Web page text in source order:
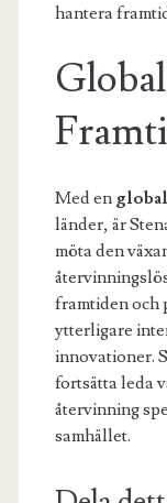
hantera
Med en
länder, är
möta den
framtiden och
ytterligare
innovationer.
fortsätta leda
återvinning
samhället.